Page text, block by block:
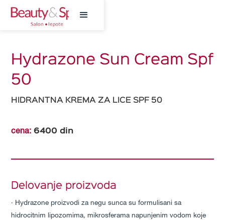
Hydrazone Sun Cream Spf
50
HIDRANTNA KREMA ZA LICE SPF 50
cena: 6400 din
Delovanje proizvoda
∙ Hydrazone proizvodi za negu sunca su formulisani sa
hidrocitnim lipozomima, mikrosferama napunjenim vodom koje